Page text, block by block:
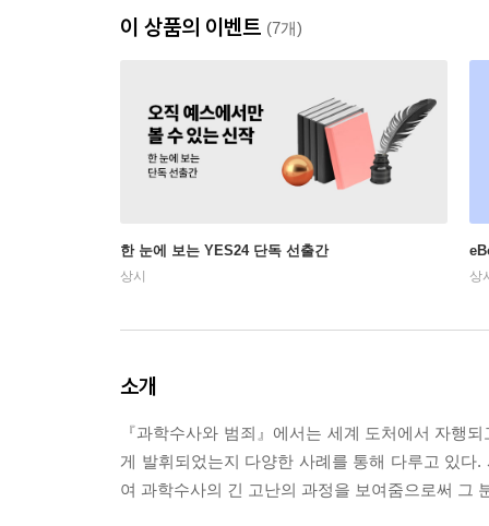
이 상품의 이벤트 (7개)
한 눈에 보는 YES24 단독 선출간
상시 상
소개
『과학수사와 범죄』에서는 세계 도처에서 자행
게 발휘되었는지 다양한 사례를 통해 다루고 있
여 과학수사의 긴 고난의 과정을 보여줌으로써 그